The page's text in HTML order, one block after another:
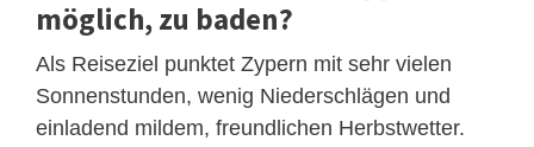
möglich, zu baden?
Als Reiseziel punktet Zypern mit sehr vielen
Sonnenstunden, wenig Niederschlägen und
einladend mildem, freundlichen Herbstwetter.